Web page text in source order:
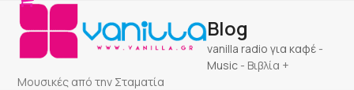
Skip
content
Open
mobile
menu
Close
mobile
menu
Blog
vanilla radio για καφέ -
Music - Βιβλία +
Μουσικές από την Σταματία